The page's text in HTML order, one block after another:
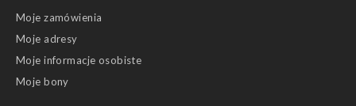
Moje zamówienia
Moje adresy
Moje informacje osobiste
Moje bony